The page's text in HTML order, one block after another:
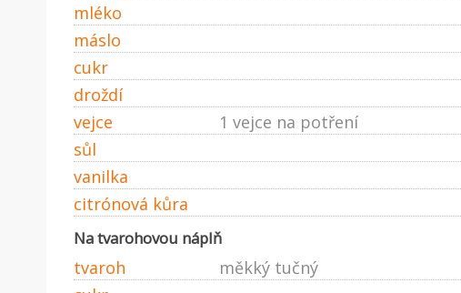
mléko
máslo
cukr
droždí
vejce
1 vejce na potření
sůl
vanilka
citrónová kůra
Na tvarohovou náplň
tvaroh
měkký tučný